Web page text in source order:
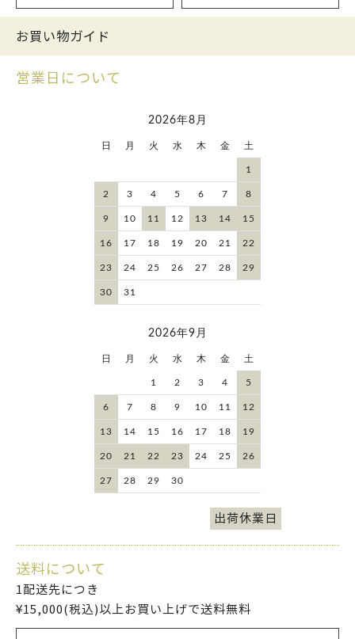
お買い物ガイド
営業日について
2026年8月
日 月 火 水 木 金 土
1
2 3 4 5 6 7 8
9 10 11 12 13 14 15
16 17 18 19 20 21 22
23 24 25 26 27 28 29
30 31
2026年9月
日 月 火 水 木 金 土
1 2 3 4 5
6 7 8 9 10 11 12
13 14 15 16 17 18 19
20 21 22 23 24 25 26
27 28 29 30
出荷休業日
送料について
1配送先につき
¥15,000(税込)以上お買い上げで送料無料